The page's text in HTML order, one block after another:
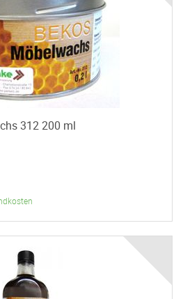
312 200 ml